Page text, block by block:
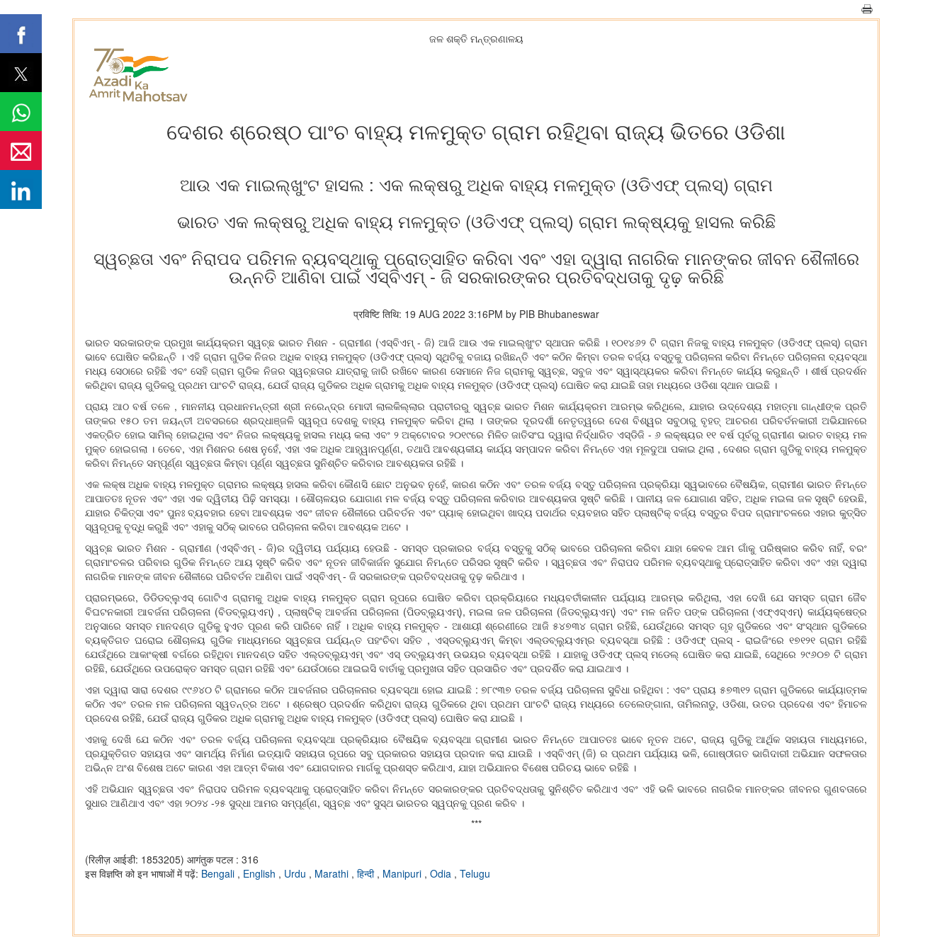
ଜଳ ଶକ୍ତି ମନ୍ତ୍ରଣାଳୟ
ଦେଶର ଶ୍ରେଷ୍ଠ ପାଂଚ ବାହ୍ୟ ମଳମୁକ୍ତ ଗ୍ରାମ ରହିଥିବା ରାଜ୍ୟ ଭିତରେ ଓଡିଶା
ଆଉ ଏକ ମାଇଲ୍‌ଖୁଂଟ ହାସଲ : ଏକ ଲକ୍ଷରୁ ଅଧିକ ବାହ୍ୟ ମଳମୁକ୍ତ (ଓଡିଏଫ୍ ପ୍ଲସ୍‌) ଗ୍ରାମ
ଭାରତ ଏକ ଲକ୍ଷରୁ ଅଧିକ ବାହ୍ୟ ମଳମୁକ୍ତ (ଓଡିଏଫ୍ ପ୍ଲସ୍‌) ଗ୍ରାମ ଲକ୍ଷ୍ୟକୁ ହାସଲ କରିଛି
ସ୍ୱଚ୍ଛତା ଏବଂ ନିରାପଦ ପରିମଳ ବ୍ୟବସ୍ଥାକୁ ପ୍ରୋତ୍ସାହିତ କରିବା ଏବଂ ଏହା ଦ୍ୱାରା ନାଗରିକ ମାନଙ୍କର ଜୀବନ ଶୈଳୀରେ
ଉନ୍ନତି ଆଣିବା ପାଇଁ ଏସ୍‌ବିଏମ୍ - ଜି ସରକାରଙ୍କର ପ୍ରତିବଦ୍ଧତାକୁ ଦୃଢ଼ କରିଛି
प्रविष्टि तिथि: 19 AUG 2022 3:16PM by PIB Bhubaneswar
ଭାରତ ସରକାରଙ୍କ ପ୍ରମୁଖ କାର୍ଯ୍ୟକ୍ରମ ସ୍ୱଚ୍ଛ ଭାରତ ମିଶନ - ଗ୍ରାମୀଣ (ଏସ୍‌ବିଏମ୍ - ଜି) ଆଜି ଆଉ ଏକ ମାଇଲ୍‌ଖୁଂଟ ସ୍ଥାପନ କରିଛି । ୧୦୧୪୬୨ ଟି ଗ୍ରାମ ନିଜକୁ ବାହ୍ୟ ମଳମୁକ୍ତ (ଓଡିଏଫ୍ ପ୍ଲସ୍‌) ଗ୍ରାମ
ଭାବେ ଘୋଷିତ କରିଛନ୍ତି । ଏହି ଗ୍ରାମ ଗୁଡିକ ନିଜର ଅଧିକ ବାହ୍ୟ ମଳମୁକ୍ତ (ଓଡିଏଫ୍ ପ୍ଲସ୍‌) ସ୍ଥିତିକୁ ବଜାୟ ରଖିଛନ୍ତି ଏବଂ କଠିନ କିମ୍ବା ତରଳ ବର୍ଜ୍ୟ ବସ୍ତୁକୁ ପରିଚାଳନା କରିବା ନିମନ୍ତେ ପରିଚାଳନା ବ୍ୟବସ୍ଥା
ମଧ୍ୟ ସେଠାରେ ରହିଛି ଏବଂ ସେହି ଗ୍ରାମ ଗୁଡିକ ନିଜର ସ୍ୱଚ୍ଛତାର ଯାତ୍ରାକୁ ଜାରି ରଖିବେ କାରଣ ସେମାନେ ନିଜ ଗ୍ରାମକୁ ସ୍ୱଚ୍ଛ, ସବୁଜ ଏବଂ ସ୍ୱାସ୍ଥ୍ୟକର କରିବା ନିମନ୍ତେ କାର୍ଯ୍ୟ କରୁଛନ୍ତି । ଶୀର୍ଷ ପ୍ରଦର୍ଶନ
କରିଥିବା ରାଜ୍ୟ ଗୁଡିକରୁ ପ୍ରଥମ ପାଂଚଟି ରାଜ୍ୟ, ଯେଉଁ ରାଜ୍ୟ ଗୁଡିକର ଅଧିକ ଗ୍ରାମକୁ ଅଧିକ ବାହ୍ୟ ମଳମୁକ୍ତ (ଓଡିଏଫ୍ ପ୍ଲସ୍‌) ଘୋଷିତ କରା ଯାଇଛି ତାହା ମଧ୍ୟରେ ଓଡିଶା ସ୍ଥାନ ପାଇଛି ।
ପ୍ରାୟ ଆଠ ବର୍ଷ ତଳେ , ମାନନୀୟ ପ୍ରଧାନମନ୍ତ୍ରୀ ଶ୍ରୀ ନରେନ୍ଦ୍ର ମୋଦୀ ଲାଲକିଲ୍ଲାର ପ୍ରାଚୀରରୁ ସ୍ୱଚ୍ଛ ଭାରତ ମିଶନ କାର୍ଯ୍ୟକ୍ରମ ଆରମ୍ଭ କରିଥିଲେ, ଯାହାର ଉଦ୍ଦେଶ୍ୟ ମହାତ୍ମା ଗାନ୍ଧୀଙ୍କ ପ୍ରତି
ତାଙ୍କର ୧୫୦ ତମ ଜୟନ୍ତୀ ଅବସରରେ ଶ୍ରଦ୍ଧାଞ୍ଜଳି ସ୍ୱରୂପ ଦେଶକୁ ବାହ୍ୟ ମଳମୁକ୍ତ କରିବା ଥିଲା । ତାଙ୍କର ଦୂରଦର୍ଶୀ ନେତୃତ୍ୱରେ ଦେଶ ବିଶ୍ୱର ସବୁଠାରୁ ବୃହତ୍ ଆଚରଣ ପରିବର୍ତନକାରୀ ଅଭିଯାନରେ
ଏକତ୍ରିତ ହୋଇ ସାମିଲ୍ ହୋଇଥିଲା ଏବଂ ନିଜର ଲକ୍ଷ୍ୟକୁ ହାସଲ ମଧ୍ୟ କଲା ଏବଂ ୨ ଅକ୍ଟୋବର ୨୦୧୯ରେ ମିଳିତ ଜାତିସଂଘ ଦ୍ୱାରା ନିର୍ଦ୍ଧାରିତ ଏସ୍‌ଡିଜି - ୬ ଲକ୍ଷ୍ୟର ୧୧ ବର୍ଷ ପୂର୍ବରୁ ଗ୍ରାମୀଣ ଭାରତ ବାହ୍ୟ ମଳ
ମୁକ୍ତ ହୋଇଗଲା । ତେବେ, ଏହା ମିଶନର ଶେଷ ନୁହେଁ, ଏହା ଏକ ଅଧିକ ଆହ୍ୱାନପୂର୍ଣ୍ଣ, ତଥାପି ଆବଶ୍ୟକୀୟ କାର୍ଯ୍ୟ ସମ୍ପାଦନ କରିବା ନିମନ୍ତେ ଏହା ମୂଳଦୁଆ ପକାଇ ଥିଲା , ଦେଶର ଗ୍ରାମ ଗୁଡିକୁ ବାହ୍ୟ ମଳମୁକ୍ତ
କରିବା ନିମନ୍ତେ ସମ୍ପୂର୍ଣ୍ଣ ସ୍ୱଚ୍ଛତା କିମ୍ବା ପୂର୍ଣ୍ଣ ସ୍ୱଚ୍ଛତା ସୁନିଶ୍ଚିତ କରିବାର ଆବଶ୍ୟକତା ରହିଛି ।
ଏକ ଲକ୍ଷ ଅଧିକ ବାହ୍ୟ ମଳମୁକ୍ତ ଗ୍ରାମର ଲକ୍ଷ୍ୟ ହାସଲ କରିବା କୌଣସି ଛୋଟ ଅନୁଭବ ନୁହେଁ, କାରଣ କଠିନ ଏବଂ ତରଳ ବର୍ଜ୍ୟ ବସ୍ତୁ ପରିଚାଳନା ପ୍ରକ୍ରିୟା ସ୍ୱଭାବରେ ବୈଷୟିକ, ଗ୍ରାମୀଣ ଭାରତ ନିମନ୍ତେ
ଆପାତତଃ ନୂତନ ଏବଂ ଏହା ଏକ ଦ୍ୱିତୀୟ ପିଢ଼ି ସମସ୍ୟା । ଶୌଚାଳୟର ଯୋଗାଣ ମଳ ବର୍ଜ୍ୟ ବସ୍ତୁ ପରିଚାଳନା କରିବାର ଆବଶ୍ୟକତା ସୃଷ୍ଟି କରିଛି । ପାନୀୟ ଜଳ ଯୋଗାଣ ସହିତ, ଅଧିକ ମଇଳା ଜଳ ସୃଷ୍ଟି ହେଉଛି,
ଯାହାର ଚିକିତ୍ସା ଏବଂ ପୁନଃ ବ୍ୟବହାର ହେବା ଆବଶ୍ୟକ ଏବଂ ଜୀବନ ଶୈଳୀରେ ପରିବର୍ତନ ଏବଂ ପ୍ୟାକ୍ ହୋଇଥିବା ଖାଦ୍ୟ ପଦାର୍ଥର ବ୍ୟବହାର ସହିତ ପ୍ଲାଷ୍ଟିକ୍ ବର୍ଜ୍ୟ ବସ୍ତୁର ବିପଦ ଗ୍ରାମାଂଚଳରେ ଏହାର କୁତ୍ସିତ
ସ୍ୱରୂପକୁ ବୃଦ୍ଧି କରୁଛି ଏବଂ ଏହାକୁ ସଠିକ୍ ଭାବରେ ପରିଚାଳନା କରିବା ଆବଶ୍ୟକ ଅଟେ ।
ସ୍ୱଚ୍ଛ ଭାରତ ମିଶନ - ଗ୍ରାମୀଣ (ଏସ୍‌ବିଏମ୍ - ଜି)ର ଦ୍ୱିତୀୟ ପର୍ଯ୍ୟାୟ ହେଉଛି - ସମସ୍ତ ପ୍ରକାରର ବର୍ଜ୍ୟ ବସ୍ତୁକୁ ସଠିକ୍ ଭାବରେ ପରିଚାଳନା କରିବା ଯାହା କେବଳ ଆମ ଗାଁକୁ ପରିଷ୍କାର କରିବ ନାହିଁ, ବରଂ
ଗ୍ରାମାଂଚଳର ପରିବାର ଗୁଡିକ ନିମନ୍ତେ ଆୟ ସୃଷ୍ଟି କରିବ ଏବଂ ନୂତନ ଜୀବିକାର୍ଜନ ସୁଯୋଗ ନିମନ୍ତେ ପରିସର ସୃଷ୍ଟି କରିବ । ସ୍ୱଚ୍ଛତା ଏବଂ ନିରାପଦ ପରିମଳ ବ୍ୟବସ୍ଥାକୁ ପ୍ରୋତ୍ସାହିତ କରିବା ଏବଂ ଏହା ଦ୍ୱାରା
ନାଗରିକ ମାନଙ୍କ ଜୀବନ ଶୈଳୀରେ ପରିବର୍ତନ ଆଣିବା ପାଇଁ ଏସ୍‌ବିଏମ୍ - ଜି ସରକାରଙ୍କ ପ୍ରତିବଦ୍ଧତାକୁ ଦୃଢ଼ କରିଥାଏ ।
ପ୍ରାରମ୍ଭରେ, ଡିଡିଡବ୍ଲୁଏସ୍ ଗୋଟିଏ ଗ୍ରାମକୁ ଅଧିକ ବାହ୍ୟ ମଳମୁକ୍ତ ଗ୍ରାମ ରୂପରେ ଘୋଷିତ କରିବା ପ୍ରକ୍ରିୟାରେ ମଧ୍ୟବର୍ତୀକାଳୀନ ପର୍ଯ୍ୟାୟ ଆରମ୍ଭ କରିଥିଲା, ଏହା ଦେଖି ଯେ ସମସ୍ତ ଗ୍ରାମ ଜୈବ
ବିଘଟନକାରୀ ଆବର୍ଜନା ପରିଚାଳନା (ବିଡବ୍ଲ୍ୟୁଏମ୍‌) , ପ୍ଲାଷ୍ଟିକ୍ ଆବର୍ଜନା ପରିଚାଳନା (ପିଡବ୍ଲ୍ୟୁଏମ୍‌), ମଇଳା ଜଳ ପରିଚାଳନା (ଜିଡବ୍ଲ୍ୟୁଏମ୍‌) ଏବଂ ମଳ ଜନିତ ପଙ୍କ ପରିଚାଳନା (ଏଫ୍‌ଏସ୍‌ଏମ୍‌) କାର୍ଯ୍ୟକ୍ଷେତ୍ର
ଅନୁସାରେ ସମସ୍ତ ମାନଦଣ୍ଡ ଗୁଡିକୁ ହୁଏତ ପୂରଣ କରି ପାରିବେ ନାହିଁ । ଅଧିକ ବାହ୍ୟ ମଳମୁକ୍ତ - ଆଶାୟୀ ଶ୍ରେଣୀରେ ଆଜି ୫୪୭୩୪ ଗ୍ରାମ ରହିଛି, ଯେଉଁଥିରେ ସମସ୍ତ ଗୃହ ଗୁଡିକରେ ଏବଂ ସଂସ୍ଥାନ ଗୁଡିକରେ
ବ୍ୟକ୍ତିଗତ ଘରୋଇ ଶୌଚାଳୟ ଗୁଡିକ ମାଧ୍ୟମରେ ସ୍ୱଚ୍ଛତା ପର୍ଯ୍ୟନ୍ତ ପହଂଚିବା ସହିତ , ଏସ୍‌ଡବ୍ଲ୍ୟୁଏମ୍ କିମ୍ବା ଏଲ୍‌ଡବ୍ଲ୍ୟୁଏମ୍‌ର ବ୍ୟବସ୍ଥା ରହିଛି : ଓଡିଏଫ୍ ପ୍ଲସ୍ - ରାଇଜିଂରେ ୧୭୧୨୧ ଗ୍ରାମ ରହିଛି
ଯେଉଁଥିରେ ଆକାଂକ୍ଷୀ ବର୍ଗରେ ରହିଥିବା ମାନଦଣ୍ଡ ସହିତ ଏଲ୍‌ଡବ୍ଲ୍ୟୁଏମ୍ ଏବଂ ଏସ୍ ଡବ୍ଲ୍ୟୁଏମ୍ ଉଭୟର ବ୍ୟବସ୍ଥା ରହିଛି । ଯାହାକୁ ଓଡିଏଫ୍ ପ୍ଲସ୍ ମଡେଲ୍ ଘୋଷିତ କରା ଯାଇଛି, ସେଥିରେ ୨୯୬୦୭ ଟି ଗ୍ରାମ
ରହିଛି, ଯେଉଁଥିରେ ଉପରୋକ୍ତ ସମସ୍ତ ଗ୍ରାମ ରହିଛି ଏବଂ ଯେଉଁଠାରେ ଆଇଇସି ବାର୍ତାକୁ ପ୍ରମୁଖତା ସହିତ ପ୍ରସାରିତ ଏବଂ ପ୍ରଦର୍ଶିତ କରା ଯାଇଥାଏ ।
ଏହା ଦ୍ୱାରା ସାରା ଦେଶର ୯୯୬୪୦ ଟି ଗ୍ରାମରେ କଠିନ ଆବର୍ଜନାର ପରିଚାଳନାର ବ୍ୟବସ୍ଥା ହୋଇ ଯାଇଛି : ୭୮୯୩୭ ତରଳ ବର୍ଜ୍ୟ ପରିଚାଳନା ସୁବିଧା ରହିଥିବା : ଏବଂ ପ୍ରାୟ ୫୭୩୧୨ ଗ୍ରାମ ଗୁଡିକରେ କାର୍ଯ୍ୟାତ୍ମକ
କଠିନ ଏବଂ ତରଳ ମଳ ପରିଚାଳନା ସ୍ୱତନ୍ତ୍ର ଅଟେ । ଶ୍ରେଷ୍ଠ ପ୍ରଦର୍ଶନ କରିଥିବା ରାଜ୍ୟ ଗୁଡିକରେ ଥିବା ପ୍ରଥମ ପାଂଚଟି ରାଜ୍ୟ ମଧ୍ୟରେ ତେଲେଙ୍ଗାନା, ତାମିଲନାଡୁ, ଓଡିଶା, ଉତର ପ୍ରଦେଶ ଏବଂ ହିମାଚଳ
ପ୍ରଦେଶ ରହିଛି, ଯେଉଁ ରାଜ୍ୟ ଗୁଡିକର ଅଧିକ ଗ୍ରାମକୁ ଅଧିକ ବାହ୍ୟ ମଳମୁକ୍ତ (ଓଡିଏଫ୍ ପ୍ଲସ୍‌) ଘୋଷିତ କରା ଯାଇଛି ।
ଏହାକୁ ଦେଖି ଯେ କଠିନ ଏବଂ ତରଳ ବର୍ଜ୍ୟ ପରିଚାଳନା ବ୍ୟବସ୍ଥା ପ୍ରକ୍ରିୟାର ବୈଷୟିକ ବ୍ୟବସ୍ଥା ଗ୍ରାମୀଣ ଭାରତ ନିମନ୍ତେ ଆପାତତଃ ଭାବେ ନୂତନ ଅଟେ, ରାଜ୍ୟ ଗୁଡିକୁ ଆର୍ଥିକ ସହାୟତା ମାଧ୍ୟମରେ,
ପ୍ରଯୁକ୍ତିଗତ ସହାୟତା ଏବଂ ସାମର୍ଥ୍ୟ ନିର୍ମାଣ ଇତ୍ୟାଦି ସହାୟତା ରୂପରେ ସବୁ ପ୍ରକାରର ସହାୟତା ପ୍ରଦାନ କରା ଯାଉଛି । ଏସ୍‌ବିଏମ୍ (ଜି) ର ପ୍ରଥମ ପର୍ଯ୍ୟାୟ ଭଳି, ଗୋଷ୍ଠୀଗତ ଭାଗିଦାରୀ ଅଭିଯାନ ସଫଳତାର
ଅଭିନ୍ନ ଅଂଶ ବିଶେଷ ଅଟେ କାରଣ ଏହା ଆତ୍ମ ବିକାଶ ଏବଂ ଯୋଗଦାନର ମାର୍ଗକୁ ପ୍ରଶସ୍ତ କରିଥାଏ, ଯାହା ଅଭିଯାନର ବିଶେଷ ପରିଚୟ ଭାବେ ରହିଛି ।
ଏହି ଅଭିଯାନ ସ୍ୱଚ୍ଛତା ଏବଂ ନିରାପଦ ପରିମଳ ବ୍ୟବସ୍ଥାକୁ ପ୍ରୋତ୍ସାହିତ କରିବା ନିମନ୍ତେ ସରକାରଙ୍କର ପ୍ରତିବଦ୍ଧତାକୁ ସୁନିଶ୍ଚିତ କରିଥାଏ ଏବଂ ଏହି ଭଳି ଭାବରେ ନାଗରିକ ମାନଙ୍କର ଜୀବନର ଗୁଣବତାରେ
ସୁଧାର ଆଣିଥାଏ ଏବଂ ଏହା ୨୦୨୪ -୨୫ ସୁଦ୍ଧା ଆମର ସମ୍ପୂର୍ଣ୍ଣ, ସ୍ୱଚ୍ଛ ଏବଂ ସୁସ୍ଥ ଭାରତର ସ୍ୱପ୍ନକୁ ପୂରଣ କରିବ ।
***
(रिलीज़ आईडी: 1853205) आगंतुक पटल : 316
इस विज्ञप्ति को इन भाषाओं में पढ़ें: Bengali , English , Urdu , Marathi , हिन्दी , Manipuri , Odia , Telugu